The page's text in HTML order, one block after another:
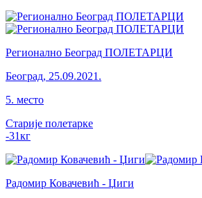
Регионално Београд ПОЛЕТАРЦИ
Београд, 25.09.2021.
5. место
Старије полетарке
-31кг
Радомир Ковачевић - Џиги